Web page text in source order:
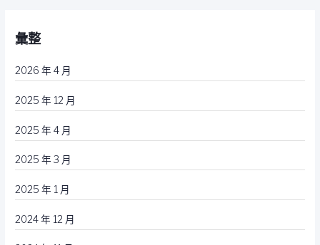
彙整
2026 年 4 月
2025 年 12 月
2025 年 4 月
2025 年 3 月
2025 年 1 月
2024 年 12 月